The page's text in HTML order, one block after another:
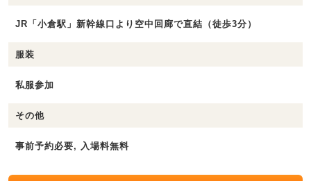
JR「小倉駅」新幹線口より空中回廊で直結（徒歩3分）
服装
私服参加
その他
事前予約必要, 入場料無料